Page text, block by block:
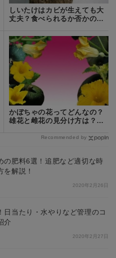
しいたけはカビが生えても大
丈夫？食べられるか否かの見
かぼちゃの花ってどんなの？
雄花と雌花の見分け方は？食
Recommended by
の肥料6選！追肥など適切な時
を解説！
2020年2月26日
日当たり・水やりなど管理のコ
介
2020年2月27日